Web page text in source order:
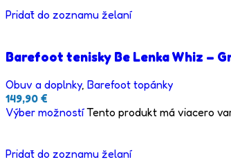
Pridať do zoznamu želaní
Barefoot tenisky Be Lenka Whiz –
Obuv a doplnky, Barefoot topánky
149,90 €
Výber možností Tento produkt má viacero
Pridať do zoznamu želaní